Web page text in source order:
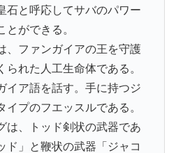
石と呼応してサバのパワー
とができる。
、ファンガイアの王を守護
れた人工生命体である。
イア語を話す。手に持つジ
イプのフエッスルである。
は、トッド剣状の武器であ
ド」と鞭状の武器「ジャコ